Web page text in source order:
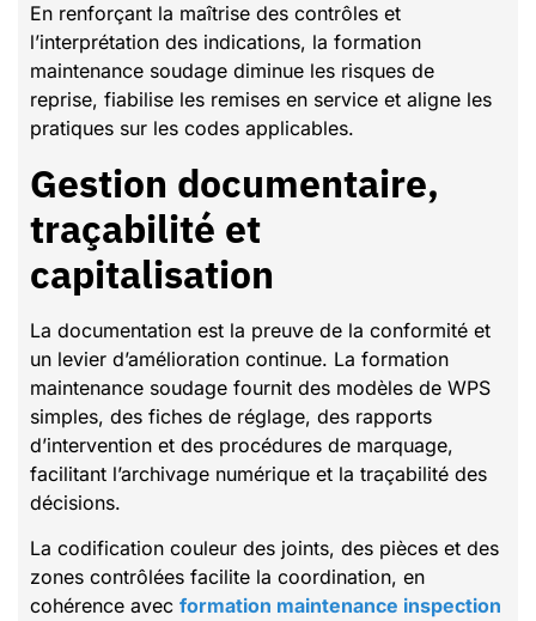
En renforçant la maîtrise des contrôles et
l’interprétation des indications, la formation
maintenance soudage diminue les risques de
reprise, fiabilise les remises en service et aligne les
pratiques sur les codes applicables.
Gestion documentaire,
traçabilité et
capitalisation
La documentation est la preuve de la conformité et
un levier d’amélioration continue. La formation
maintenance soudage fournit des modèles de WPS
simples, des fiches de réglage, des rapports
d’intervention et des procédures de marquage,
facilitant l’archivage numérique et la traçabilité des
décisions.
La codification couleur des joints, des pièces et des
zones contrôlées facilite la coordination, en
cohérence avec formation maintenance inspection